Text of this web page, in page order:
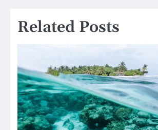
Related Posts